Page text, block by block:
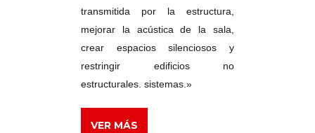
transmitida por la estructura,
mejorar la acústica de la sala,
crear espacios silenciosos y
restringir edificios no
estructurales. sistemas.»
VER MÁS